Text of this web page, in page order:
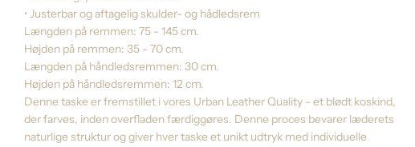
• Justerbar og aftagelig skulder- og hådledsrem
Længden på remmen: 75 - 145 cm.
Højden på remmen: 35 - 70 cm.
Længden på håndledsremmen: 30 cm.
Højden på håndledsremmen: 12 cm.
Denne taske er fremstillet i vores Urban Leather Quality - et blødt koskind,
der farves, inden overfladen færdiggøres. Denne proces bevarer læderets
naturlige struktur og giver hver taske et unikt udtryk med individuelle